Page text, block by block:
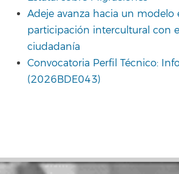
Adeje avanza hacia un modelo
participación intercultural con
ciudadanía
Convocatoria Perfil Técnico:
(2026BDE043)